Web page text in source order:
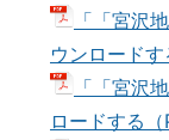
「「宮沢
ウンロードす
「「宮沢
ロードする（